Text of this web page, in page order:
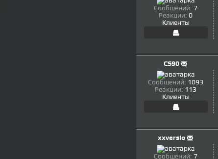
Сообщений: 7
Реакции: 0
Клиенты
CS90
Сообщений: 1093
Реакции: 113
Клиенты
xxversio
Сообщений: 7